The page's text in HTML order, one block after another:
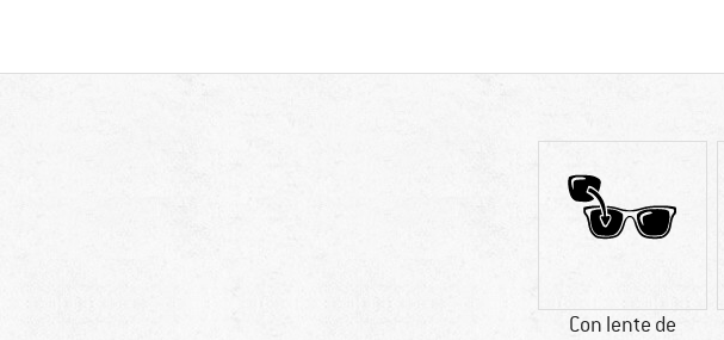
Con lente de